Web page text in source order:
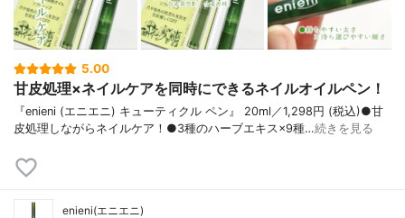
5.00
甘皮処理×ネイルケアを同時にできるネイルオイルペン！
『enieni (エニエニ) キューティクル ペン』 20ml／1,298円 (税込)●甘
皮処理しながらネイルケア！●3種のハーブエキス×9種…続きを見る
enieni(エニエニ)